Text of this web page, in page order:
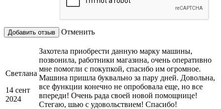
Отменить
Светлана
14 сент
2024
Захотела приобрести данную марку машины,
позвонила, работники магазина, очень оперативно
мне помогли с покупкой, спасибо им огромное.
Машина пришла буквально за пару дней. Довольна,
все функции конечно не опробовала еще, но все
впереди! Очень рада своей новой помощнице!
Стегаю, шью с удовольствием! Спасибо!